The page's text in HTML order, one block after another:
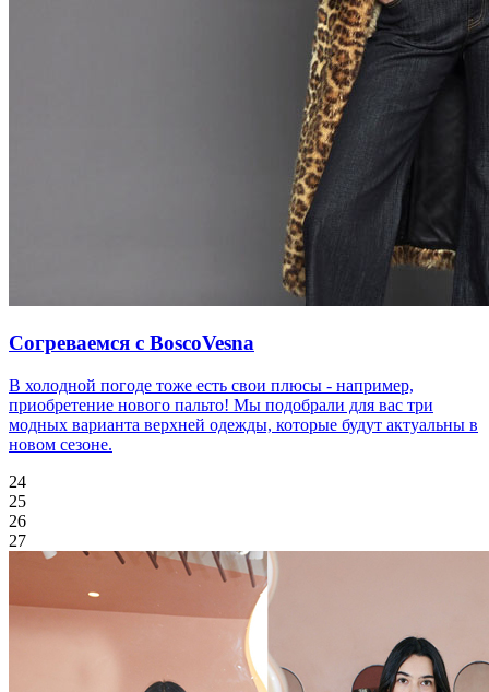
Согреваемся с BoscoVesna
В холодной погоде тоже есть свои плюсы - например,
приобретение нового пальто! Мы подобрали для вас три
модных варианта верхней одежды, которые будут актуальны в
новом сезоне.
24
25
26
27